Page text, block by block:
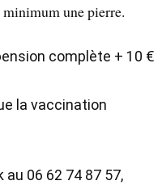
une pierre.
complète + 10 €
la vaccination
06 62 74 87 57,